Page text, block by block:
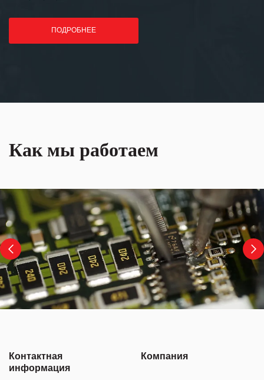
ПОДРОБНЕЕ
Как мы работаем
Контактная
информация
Компания